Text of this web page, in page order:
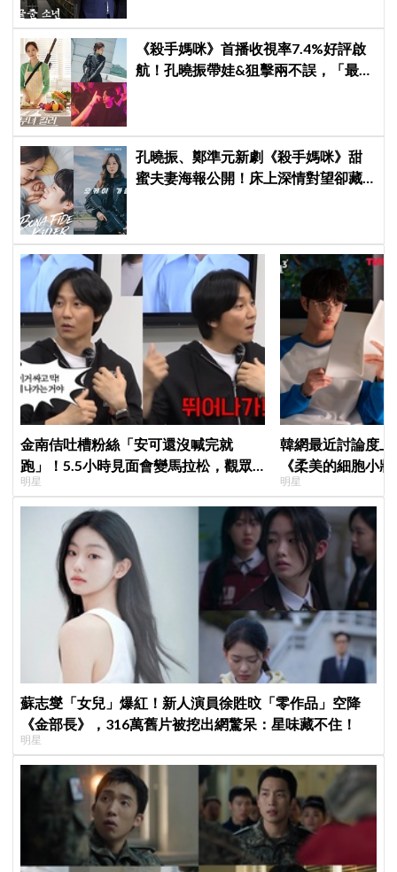
《殺手媽咪》首播收視率7.4%好評啟
航！孔曉振帶娃&狙擊兩不誤，「最狂
孔曉振、鄭準元新劇《殺手媽咪》甜
蜜夫妻海報公開！床上深情對望卻藏
金南佶吐槽粉絲「安可還沒喊完就
跑」！5.5小時見面會變馬拉松，觀眾
崩潰：以為完場竟還有「第三部」？
明星
韓網最近討論度
《柔美的細胞小
粉，網友直呼：
明星
蘇志燮「女兒」爆紅！新人演員徐貹旼「零作品」空降
《金部長》，316萬舊片被挖出網驚呆：星味藏不住！
明星